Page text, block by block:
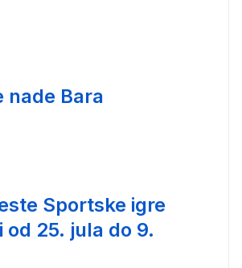
nade Bara
Sportske igre
od 25. jula do 9.